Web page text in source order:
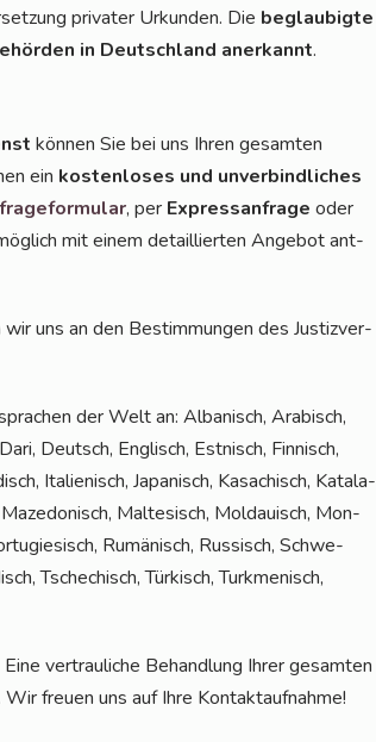
pri­va­ter Urkun­den. Die beglau­big­te
in Deutsch­land aner­kannt.
kön­nen Sie bei uns Ihren gesam­ten
ein kos­ten­lo­ses und unver­bind­li­ches
, per Express­an­fra­ge oder
mit einem detail­lier­ten Ange­bot ant­
wir uns an den Bestim­mun­gen des Jus­tiz­ver­
der Welt an: Alba­nisch, Ara­bisch,
Deutsch, Eng­lisch, Est­nisch, Fin­nisch,
Ita­lie­nisch, Japa­nisch, Kasa­chisch, Kata­la­
Mal­te­sisch, Mol­dauisch, Mon­
Rumä­nisch, Rus­sisch, Schwe­
Tsche­chisch, Tür­kisch, Turk­me­ni­sch,
ver­trau­li­che Behand­lung Ihrer gesam­ten
freu­en uns auf Ihre Kontaktaufnahme!